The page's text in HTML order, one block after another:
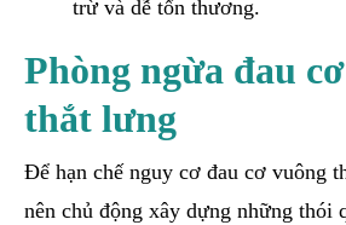
trừ và dễ tổn thương.
Phòng ngừa đau
thắt lưng
Để hạn chế nguy cơ đau cơ vuông
nên chủ động xây dựng những thói